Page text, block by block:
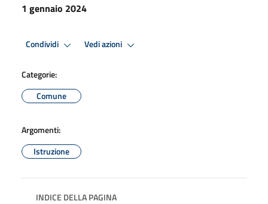
1 gennaio 2024
Condividi Vedi azioni
Categorie:
Comune
Argomenti:
Istruzione
INDICE DELLA PAGINA